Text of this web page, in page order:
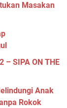
Masakan
– SIPA ON THE
Anak
Rokok